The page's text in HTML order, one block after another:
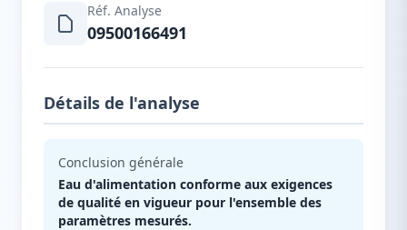
Réf. Analyse
09500166491
Détails de l'analyse
Conclusion générale
Eau d'alimentation conforme aux exigences
de qualité en vigueur pour l'ensemble des
paramètres mesurés.